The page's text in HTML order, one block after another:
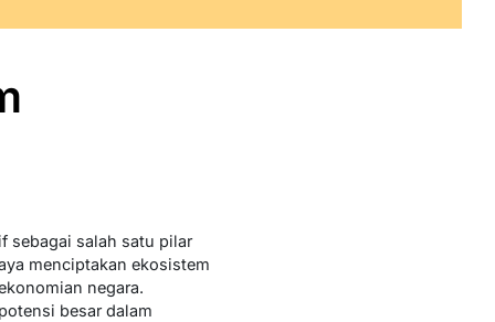
sebagai salah satu pilar
menciptakan ekosistem
negara.
besar dalam